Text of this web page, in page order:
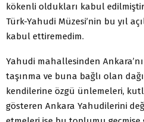
kökenli oldukları kabul
Türk-Yahudi Müzesi’nin bu yıl
kabul ettiremedim.
Yahudi mahallesinden
taşınma ve buna bağlı olan
kendilerine özgü ünlemeleri,
gösteren Ankara Yahudilerini